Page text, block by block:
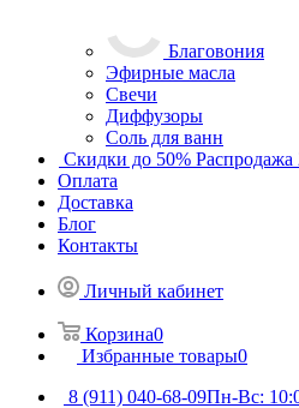
Благовония
Эфирные масла
Свечи
Диффузоры
Соль для ванн
Скидки до 50% Распродажа
Оплата
Доставка
Блог
Контакты
Личный кабинет
Корзина0
Избранные товары0
8 (911) 040-68-09Пн-Вс: